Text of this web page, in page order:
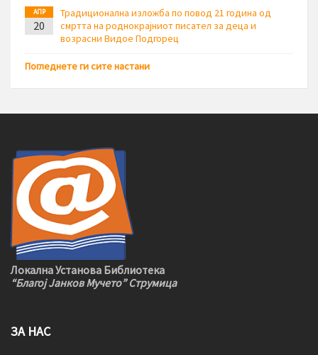
АПР
20
Традиционална изложба по повод 21 година од
смртта на роднокрајниот писател за деца и
возрасни Видое Подгорец
Погледнете ги сите настани
Локална Установа Библиотека
“Благој Јанков Мучето” Струмица
ЗА НАС